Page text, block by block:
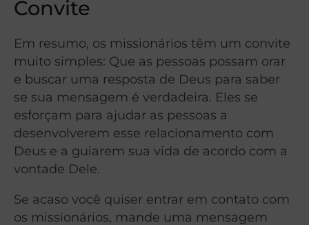
Convite
Em resumo, os missionários têm um convite
muito simples: Que as pessoas possam orar
e buscar uma resposta de Deus para saber
se sua mensagem é verdadeira. Eles se
esforçam para ajudar as pessoas a
desenvolverem esse relacionamento com
Deus e a guiarem sua vida de acordo com a
vontade Dele.
Se acaso você quiser entrar em contato com
os missionários, mande uma mensagem